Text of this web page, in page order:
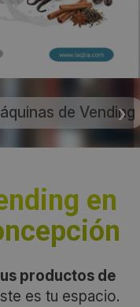
de Vending
en
productos de
es tu espacio.